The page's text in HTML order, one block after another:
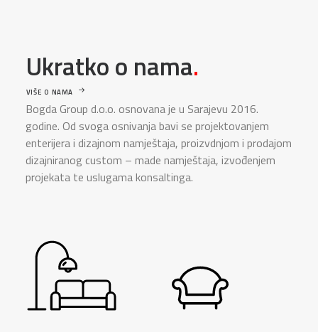
Ukratko o nama.
VIŠE O NAMA
Bogda Group d.o.o. osnovana je u Sarajevu 2016.
godine. Od svoga osnivanja bavi se projektovanjem
enterijera i dizajnom namještaja, proizvdnjom i prodajom
dizajniranog custom – made namještaja, izvođenjem
projekata te uslugama konsaltinga.